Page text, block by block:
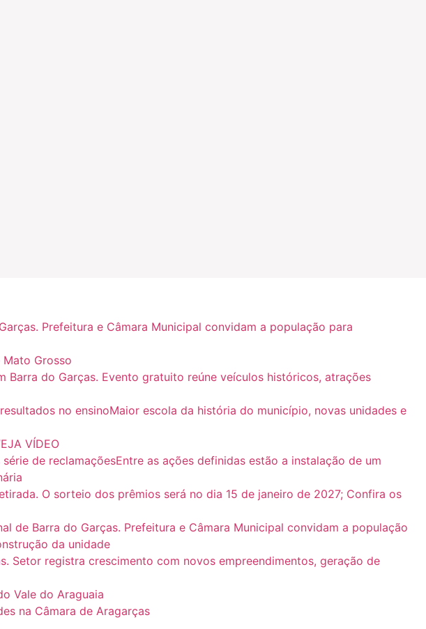
Prefeitura e Câmara Municipal convidam a população para
Grosso
do Garças. Evento gratuito reúne veículos históricos, atrações
no ensinoMaior escola da história do município, novas unidades e
VÍDEO
de reclamaçõesEntre as ações definidas estão a instalação de um
O sorteio dos prêmios será no dia 15 de janeiro de 2027; Confira os
de Barra do Garças. Prefeitura e Câmara Municipal convidam a população
da unidade
Setor registra crescimento com novos empreendimentos, geração de
Vale do Araguaia
na Câmara de Aragarças